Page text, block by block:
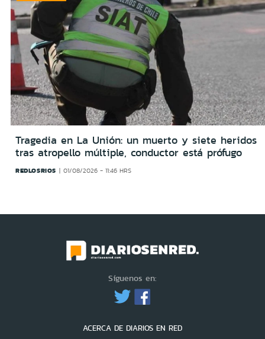
Tragedia en La Unión: un muerto y siete heridos
tras atropello múltiple, conductor está prófugo
REDLOSRIOS 01/08/2026 - 11:46 HRS
Síguenos en:
ACERCA DE DIARIOS EN RED